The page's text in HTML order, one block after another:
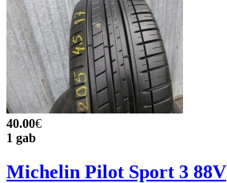
40.00€
1 gab
Michelin Pilot Sport 3 88V